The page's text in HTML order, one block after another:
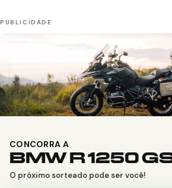
CONCORRA A
BMW R 1250
O próximo sorteado pode ser você!